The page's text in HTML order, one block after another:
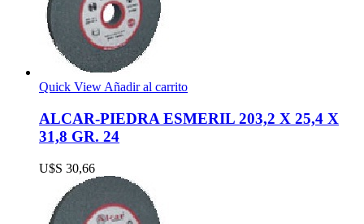
Quick View Añadir al carrito
ALCAR-PIEDRA ESMERIL 203,2 X 25,4 X
31,8 GR. 24
U$S 30,66